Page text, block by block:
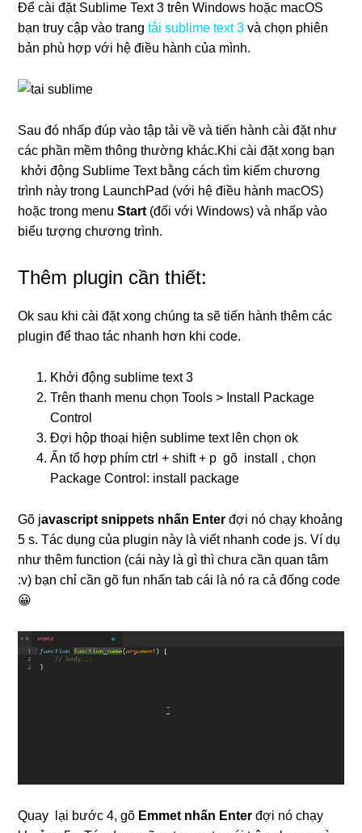
Để cài đặt Sublime Text 3 trên Windows hoặc macOS
bạn truy cập vào trang tải sublime text 3và chọn phiên
bản phù hợp với hệ điều hành của mình.
Sau đó nhấp đúp vào tập tải về và tiến hành cài đặt như
các phần mềm thông thường khác.Khi cài đặt xong bạn
khởi động Sublime Text bằng cách tìm kiếm chương
trình này trong LaunchPad (với hệ điều hành macOS)
hoặc trong menuStart (đối với Windows) và nhấp vào
biểu tượng chương trình.
Thêm plugin cần thiết:
Ok sau khi cài đặt xong chúng ta sẽ tiến hành thêm các
plugin để thao tác nhanh hơn khi code.
Khởi động sublime text 3
Trên thanh menu chọn Tools > Install Package
Control
Đợi hộp thoại hiện sublime text lên chọn ok
Ấn tổ hợp phím ctrl + shift + p gõ install , chọn
Package Control: install package
Gõ javascript snippets nhấn Enter đợi nó chạy khoảng
5 s. Tác dụng của plugin này là viết nhanh code js. Ví dụ
như thêm function (cái này là gì thì chưa cần quan tâm
:v) bạn chỉ cần gõ fun nhấn tab cái là nó ra cả đống code
😀
Quay lại bước 4, gõ Emmet nhấn Enter đợi nó chạy